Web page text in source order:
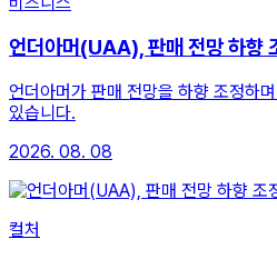
언더아머(UAA), 판매 전망 하향
언더아머가 판매 전망을 하향 조정하
있습니다.
2026. 08. 08
컬처